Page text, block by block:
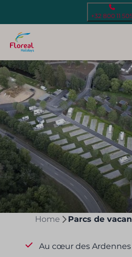
+32 800 11
Home Parcs de
Au cœur des Ardennes